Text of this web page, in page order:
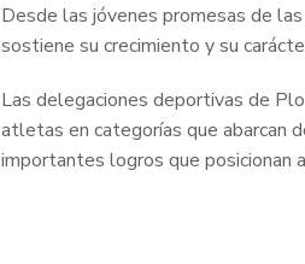
Desde las jóvenes promesas de
sostiene su crecimiento y su
Las delegaciones deportivas de
atletas en categorías que abarcan
importantes logros que posicionan